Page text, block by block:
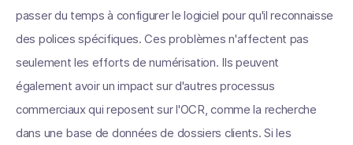
passer du temps à configurer le logiciel pour qu'il reconnaisse
des polices spécifiques. Ces problèmes n'affectent pas
seulement les efforts de numérisation. Ils peuvent
également avoir un impact sur d'autres processus
commerciaux qui reposent sur l'OCR, comme la recherche
dans une base de données de dossiers clients. Si les